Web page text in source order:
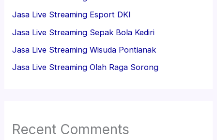
Jasa Live Streaming Esport DKI
Jasa Live Streaming Sepak Bola Kediri
Jasa Live Streaming Wisuda Pontianak
Jasa Live Streaming Olah Raga Sorong
Recent Comments